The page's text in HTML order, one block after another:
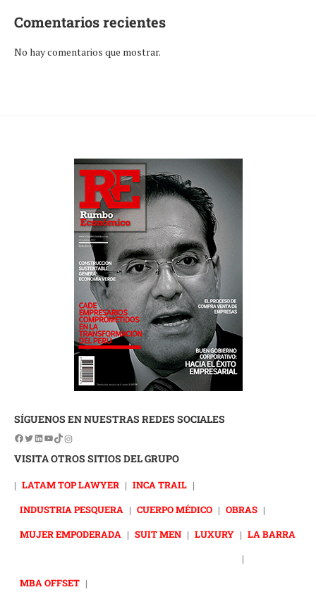
Comentarios recientes
No hay comentarios que mostrar.
SÍGUENOS EN NUESTRAS REDES SOCIALES
VISITA OTROS SITIOS DEL GRUPO
| LATAM TOP LAWYER | INCA TRAIL |
INDUSTRIA PESQUERA | CUERPO MÉDICO | OBRAS |
MUJER EMPODERADA | SUIT MEN | LUXURY | LA BARRA
|
MBA OFFSET |